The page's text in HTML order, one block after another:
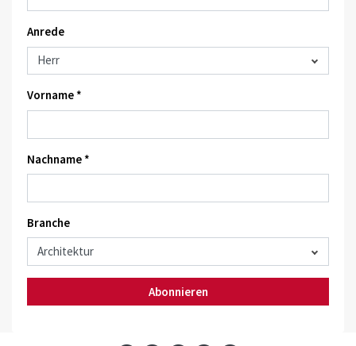
Anrede
Vorname *
Nachname *
Branche
Abonnieren